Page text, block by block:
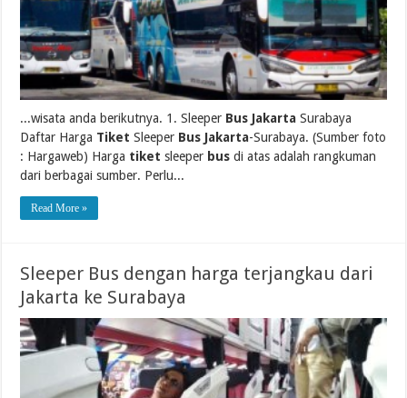
...wisata anda berikutnya. 1. Sleeper Bus Jakarta Surabaya
Daftar Harga Tiket Sleeper Bus Jakarta-Surabaya. (Sumber foto
: Hargaweb) Harga tiket sleeper bus di atas adalah rangkuman
dari berbagai sumber. Perlu...
Read More »
Sleeper Bus dengan harga terjangkau dari
Jakarta ke Surabaya